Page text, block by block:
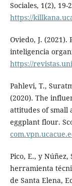
Sociales, 1(2), 19-
https://
Oviedo, J.
inteligencia
https://
Pahlevi, T.,
(2020). The
attitudes of
eggplant flour.
Pico, E., y
herramienta
de Santa Elena,